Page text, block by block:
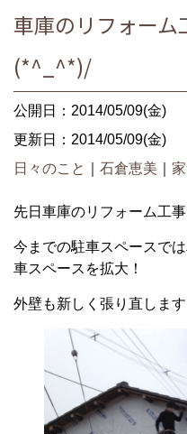
車庫のリフォーム
(*^_^*)/
公開日：2014/05/09(金)
更新日：2014/05/09(金)
日々のこと
石倉恵美
先日車庫のリフォーム工
今までの駐車スペースで
車スペースを拡大！
外壁も新しく張り直しま